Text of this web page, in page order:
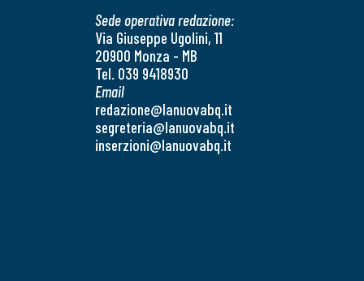
Sede operativa redazione:
Via Giuseppe Ugolini, 11
20900 Monza - MB
Tel. 039 9418930
Email
redazione@lanuovabq.it
segreteria@lanuovabq.it
inserzioni@lanuovabq.it